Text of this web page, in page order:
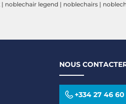
| noblechair legend | noblechairs |
NOUS
+334 27 46